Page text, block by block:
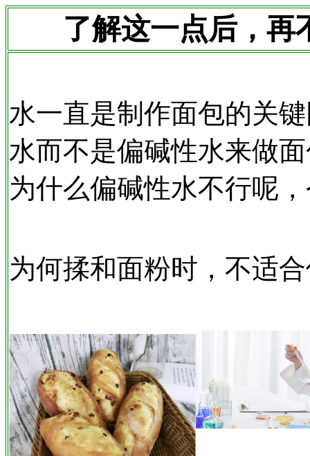
了解这一点后，再
水一直是制作面包的关
水而不是偏碱性水来做
为什么偏碱性水不行呢
为何揉和面粉时，不适